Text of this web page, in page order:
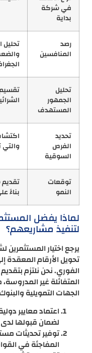
في شركة
بداية
رصد
المنافسين
تحليل
تحليل
الجمهور
المستهدف
تقسيم
تحديد
الفرص
السوقية
توقعات
النمو
بناءً
لماذا يفضل
لتنفيذ مشاريعهم؟
يرجع اختيار المستثمرين
تحويل الأرقام المعقدة
الفوري. نحن نلتزم
المتفائلة غير
الجهات التمويلية
اعتماد معايير
لضمان قبولها
توفير تحديثات
المفاجئة في